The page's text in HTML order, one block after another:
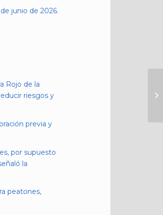
junio de 2026.
Rojo de la
riesgos y
previa y
por supuesto
la
peatones,